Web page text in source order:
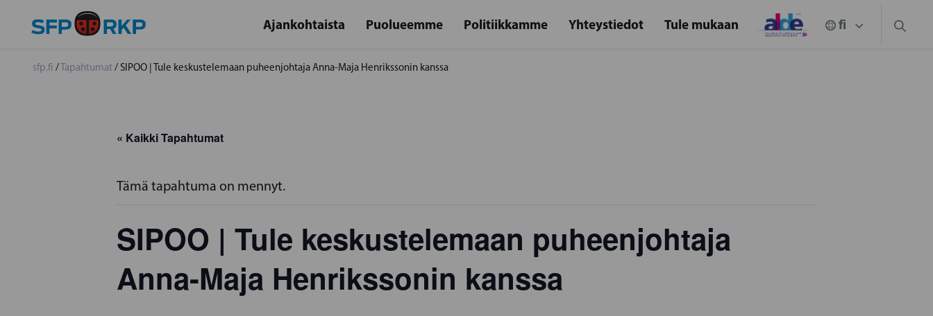
Ajankohtaista Puolueemme Politiikkamme Yhteystiedot Tule mukaan
sfp.fi /Tapahtumat/ SIPOO | Tule keskustelemaan puheenjohtaja Anna-Maja Henrikssonin kanssa
« Kaikki Tapahtumat
Tämä tapahtuma on mennyt.
SIPOO | Tule keskustelemaan puheenjohtaja
Anna-Maja Henrikssonin kanssa